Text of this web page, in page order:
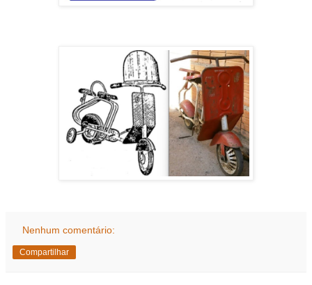
Nenhum comentário:
Compartilhar